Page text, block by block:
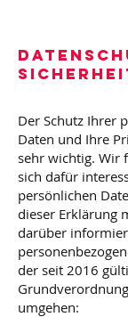
Der Schutz Ihrer
Daten und Ihre
sehr wichtig. Wir
sich dafür
persönlichen
dieser Erklärung
darüber
der seit 2016
umgehen: